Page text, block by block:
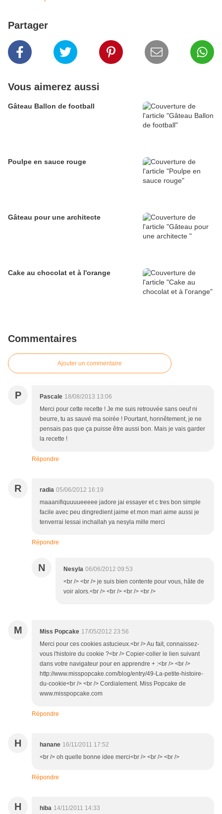
Partager
Vous aimerez aussi
Gâteau Ballon de football
Poulpe en sauce rouge
Gâteau pour une architecte
Cake au chocolat et à l'orange
Commentaires
Ajouter un commentaire
P Pascale 18/08/2013 13:06
Merci pour cette recette ! Je me suis retrouvée sans oeuf ni
beurre, tu as sauvé ma soirée ! Pourtant, honnêtement, je ne
pensais pas que ça puisse être aussi bon. Mais je vais garder
la recette !
Répondre
R radia 05/06/2012 16:19
maaanifiquuuueeeee jadore jai essayer et c tres bon simple
facile avec peu dingredient jaime et mon mari aime aussi je
tenverrai lessai inchallah ya nesyla mille merci
Répondre
N Nesyla 06/06/2012 09:53
<br /> <br /> je suis bien contente pour vous, hâte de
voir alors.<br /> <br /> <br /> <br />
M Miss Popcake 17/05/2012 23:56
Merci pour ces cookies astucieux.<br /> Au fait, connaissez-
vous l'histoire du cookie ?<br /> Copier-coller le lien suivant
dans votre navigateur pour en apprendre + :<br /> <br />
http://www.misspopcake.com/blog/entry/49-La-petite-histoire-
du-cookie<br /> <br /> Cordialement. Miss Popcake de
www.misspopcake.com
Répondre
H hanane 16/11/2011 17:52
<br /> oh quelle bonne idee merci<br /> <br /> <br />
Répondre
H hiba 14/11/2011 14:33